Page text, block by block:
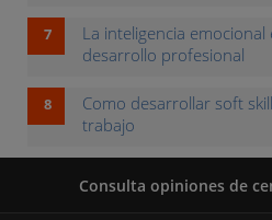
La inteligencia emocional
desarrollo profesional
Como desarrollar soft
trabajo
Consulta opiniones de